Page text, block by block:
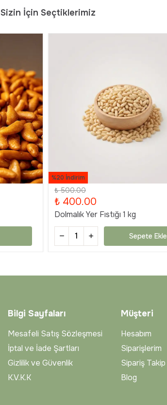
Sizin İçin Seçtiklerimiz
%20 İndirim
₺ 500.00
₺ 400.00
Dolmalık Yer Fıstığı 1 kg
Sepete Ekle
Bilgi Sayfaları
Mesafeli Satış Sözleşmesi
İptal ve İade Şartları
Gizlilik ve Güvenlik
K.V.K.K
Müşteri
Hesabım
Siparişlerim
Sipariş Takip
Blog